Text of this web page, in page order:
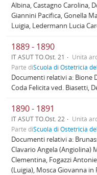
Albina, Castagno Carolina,
Giannini Pacifica, Gonella
Luigia, Ledermann Lucia
1889 - 1890
IT ASUT TO.Ost. 21 Unità
Parte diScuola di Ostetricia
Documenti relativi a: Bione
Coda Felicita ved. Biasetti,
1890 - 1891
IT ASUT TO.Ost. 22 Unità
Parte diScuola di Ostetricia
Documenti relativi a:
Clavario Angela (Angiolina)
Clementina, Fogazzi
(Luigia), Mosca Giovanna in